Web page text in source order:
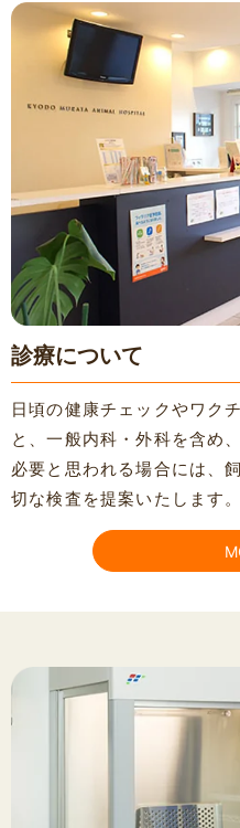
診療について
日頃の健康チェックやワク
と、一般内科・外科を含め
必要と思われる場合には、
切な検査を提案いたします。